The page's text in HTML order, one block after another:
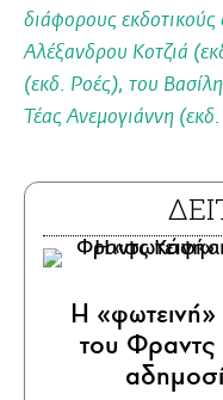
διάφορους
Αλέξανδρου Κοτζιά
(εκδ. Ροές), του
Τέας Ανεμογιάννη
Η «φωτεινή»
του